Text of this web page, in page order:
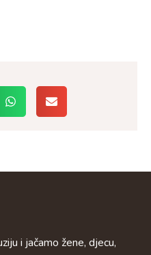
i jačamo žene, djecu,